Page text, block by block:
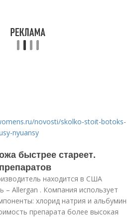
novosti/skolko-stoit-botoks-
nyuansy
быстрее стареет.
находится в США
– Allergan . Компания использует
хлорид натрия и альбумин
препарата более высокая